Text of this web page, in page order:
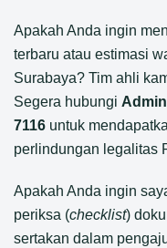
Apakah Anda ingin
terbaru atau estimasi
Surabaya? Tim ahli
Segera hubungi
7116 untuk
perlindungan legalitas
Apakah Anda ingin
periksa (checklist)
sertakan dalam